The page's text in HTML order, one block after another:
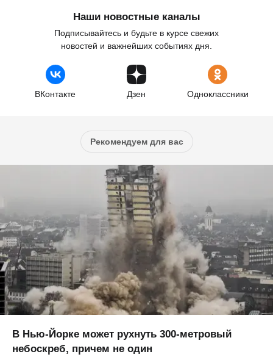
Наши новостные каналы
Подписывайтесь и будьте в курсе свежих
новостей и важнейших событиях дня.
ВКонтакте Дзен Одноклассники
Рекомендуем для вас
В Нью-Йорке может рухнуть 300-метровый
небоскреб, причем не один